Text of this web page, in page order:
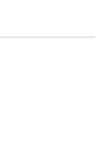
in una nuova